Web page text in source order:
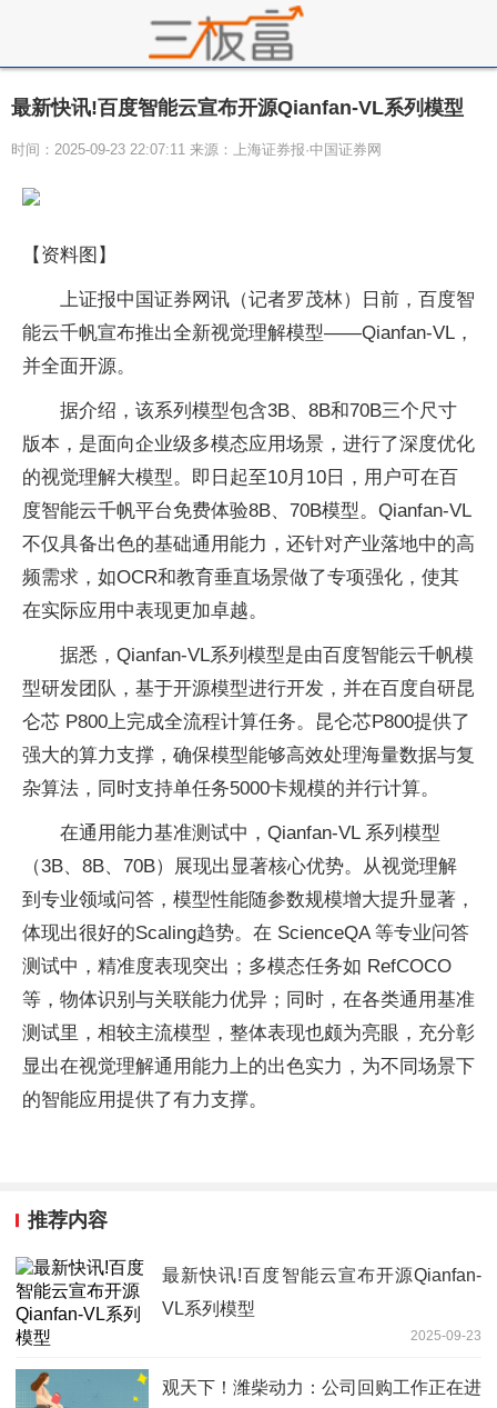
最新快讯!百度智能云宣布开源Qianfan-VL系列模型
时间：2025-09-23 22:07:11 来源：上海证券报·中国证券网
【资料图】
上证报中国证券网讯（记者罗茂林）日前，百度智
能云千帆宣布推出全新视觉理解模型——Qianfan-VL，
并全面开源。
据介绍，该系列模型包含3B、8B和70B三个尺寸
版本，是面向企业级多模态应用场景，进行了深度优化
的视觉理解大模型。即日起至10月10日，用户可在百
度智能云千帆平台免费体验8B、70B模型。Qianfan-VL
不仅具备出色的基础通用能力，还针对产业落地中的高
频需求，如OCR和教育垂直场景做了专项强化，使其
在实际应用中表现更加卓越。
据悉，Qianfan-VL系列模型是由百度智能云千帆模
型研发团队，基于开源模型进行开发，并在百度自研昆
仑芯 P800上完成全流程计算任务。昆仑芯P800提供了
强大的算力支撑，确保模型能够高效处理海量数据与复
杂算法，同时支持单任务5000卡规模的并行计算。
在通用能力基准测试中，Qianfan-VL 系列模型
（3B、8B、70B）展现出显著核心优势。从视觉理解
到专业领域问答，模型性能随参数规模增大提升显著，
体现出很好的Scaling趋势。在 ScienceQA 等专业问答
测试中，精准度表现突出；多模态任务如 RefCOCO
等，物体识别与关联能力优异；同时，在各类通用基准
测试里，相较主流模型，整体表现也颇为亮眼，充分彰
显出在视觉理解通用能力上的出色实力，为不同场景下
的智能应用提供了有力支撑。
推荐内容
最新快讯!百度智能云宣布开源Qianfan-
VL系列模型
2025-09-23
观天下！潍柴动力：公司回购工作正在进